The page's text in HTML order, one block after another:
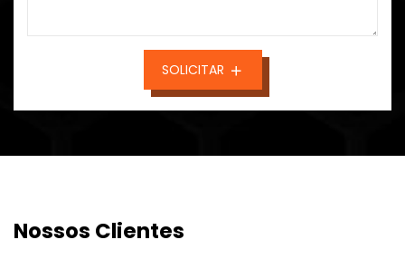
SOLICITAR
Nossos Clientes